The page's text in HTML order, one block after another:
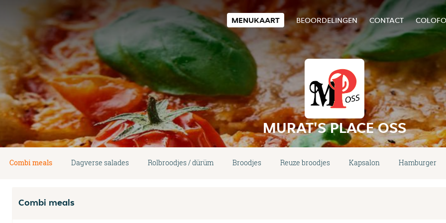
MENUKAART BEOORDELINGEN CONTACT
MURAT'S PLACE OSS
Combi meals Dagverse salades Rolbroodjes / dürüm Broodjes Reuze broodjes Kapsalon Hamburgers
Combi meals